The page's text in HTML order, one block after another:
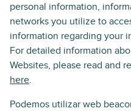
personal information,
networks you utilize to
information regarding your
For detailed information
Websites, please read and
here.
Podemos utilizar web